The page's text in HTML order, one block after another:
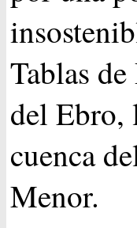
Tablas
del Ebro,
cuenca
Menor.